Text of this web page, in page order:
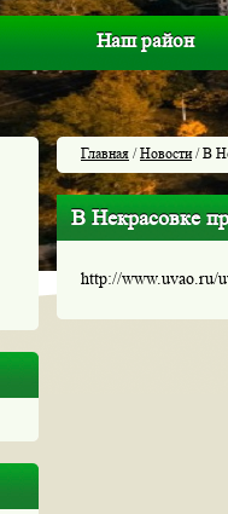
Наш район
Главная /Новости/ В
В Некрасовке
http://www.uvao.ru/